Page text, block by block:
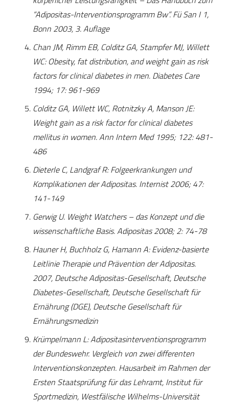
“Adipositas-Interventionsprogramm Bw”. Fü San I 1,
Bonn 2003, 3. Auflage
Chan JM, Rimm EB, Colditz GA, Stampfer MJ, Willett
WC: Obesity, fat distribution, and weight gain as risk
factors for clinical diabetes in men. Diabetes Care
1994; 17: 961-969
Colditz GA, Willett WC, Rotnitzky A, Manson JE:
Weight gain as a risk factor for clinical diabetes
mellitus in women. Ann Intern Med 1995; 122: 481-
486
Dieterle C, Landgraf R: Folgeerkrankungen und
Komplikationen der Adipositas. Internist 2006; 47:
141-149
Gerwig U. Weight Watchers – das Konzept und die
wissenschaftliche Basis. Adipositas 2008; 2: 74-78
Hauner H, Buchholz G, Hamann A: Evidenz-basierte
Leitlinie Therapie und Prävention der Adipositas.
2007, Deutsche Adipositas-Gesellschaft, Deutsche
Diabetes-Gesellschaft, Deutsche Gesellschaft für
Ernährung (DGE), Deutsche Gesellschaft für
Ernährungsmedizin
Krümpelmann L: Adipositasinterventionsprogramm
der Bundeswehr. Vergleich von zwei differenten
Interventionskonzepten. Hausarbeit im Rahmen der
Ersten Staatsprüfung für das Lehramt, Institut für
Sportmedizin, Westfälische Wilhelms-Universität